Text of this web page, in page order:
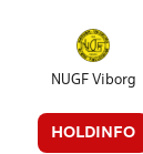
NUGF Viborg
HOLDINFO